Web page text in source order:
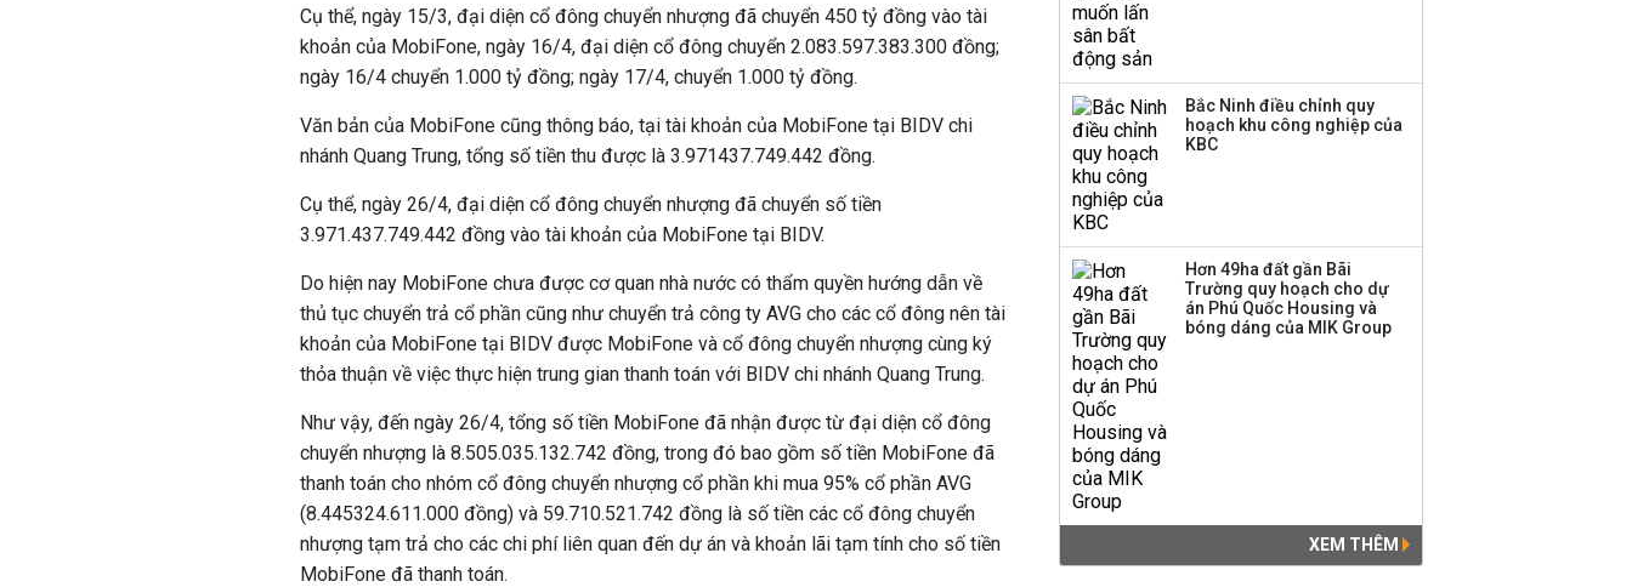
Cụ thể, ngày 15/3, đại diện cổ đông chuyển nhượng đã chuyển 450 tỷ đồng vào tài
khoản của MobiFone, ngày 16/4, đại diện cổ đông chuyển 2.083.597.383.300 đồng;
ngày 16/4 chuyển 1.000 tỷ đồng; ngày 17/4, chuyển 1.000 tỷ đồng.
Văn bản của MobiFone cũng thông báo, tại tài khoản của MobiFone tại BIDV chi
nhánh Quang Trung, tổng số tiền thu được là 3.971437.749.442 đồng.
Cụ thể, ngày 26/4, đại diện cổ đông chuyển nhượng đã chuyển số tiền
3.971.437.749.442 đồng vào tài khoản của MobiFone tại BIDV.
Do hiện nay MobiFone chưa được cơ quan nhà nước có thẩm quyền hướng dẫn về
thủ tục chuyển trả cổ phần cũng như chuyển trả công ty AVG cho các cổ đông nên tài
khoản của MobiFone tại BIDV được MobiFone và cổ đông chuyển nhượng cùng ký
thỏa thuận về việc thực hiện trung gian thanh toán với BIDV chi nhánh Quang Trung.
Như vậy, đến ngày 26/4, tổng số tiền MobiFone đã nhận được từ đại diện cổ đông
chuyển nhượng là 8.505.035.132.742 đồng, trong đó bao gồm số tiền MobiFone đã
thanh toán cho nhóm cổ đông chuyển nhượng cổ phần khi mua 95% cổ phần AVG
(8.445324.611.000 đồng) và 59.710.521.742 đồng là số tiền các cổ đông chuyển
nhượng tạm trả cho các chi phí liên quan đến dự án và khoản lãi tạm tính cho số tiền
MobiFone đã thanh toán.
Bắc Ninh điều chỉnh quy
hoạch khu công nghiệp của
KBC
Hơn 49ha đất gần Bãi
Trường quy hoạch cho dự
án Phú Quốc Housing và
bóng dáng của MIK Group
XEM THÊM